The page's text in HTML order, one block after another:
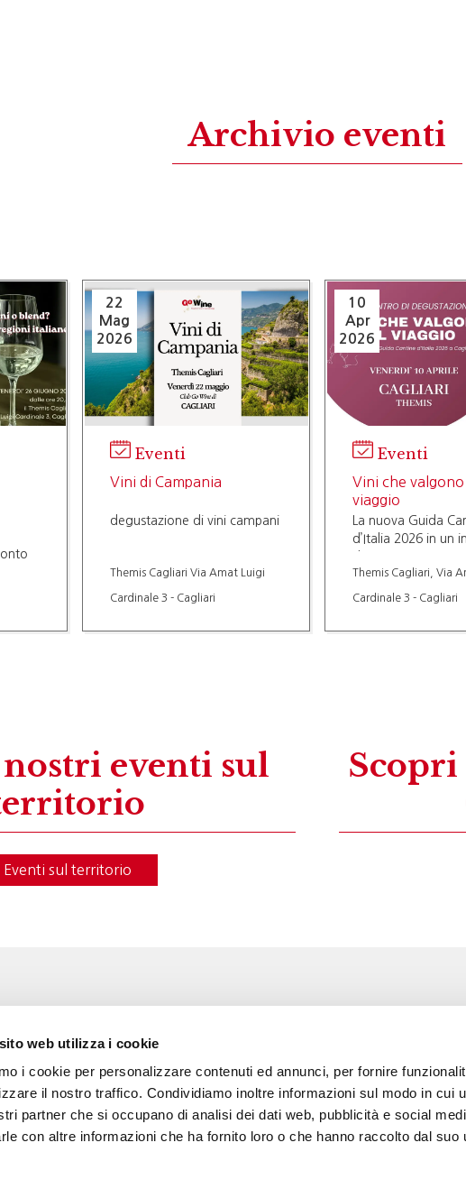
web utilizza i cookie
i cookie per personalizzare contenuti ed annunci, per fornire
il nostro traffico. Condividiamo inoltre informazioni sul modo in cui
partner che si occupano di analisi dei dati web, pubblicità e social
con altre informazioni che ha fornito loro o che hanno raccolto dal suo
Archivio eventi
22
Mag
2026
Eventi
Vini di Campania
degustazione di vini campani
Themis Cagliari Via Amat Luigi
Cardinale 3 - Cagliari
10
Apr
2026
Eventi
Vini che valgono
viaggio
La nuova Guida
d’Italia 2026 in un incontro di
Themis Cagliari, Via
Cardinale 3 - Cagliari
eventi sul
Eventi sul territorio
L’associazione
Gli amici di Go Wine
Area stampa
12051 Alba (Cn)
tel. +39 0173
Codice